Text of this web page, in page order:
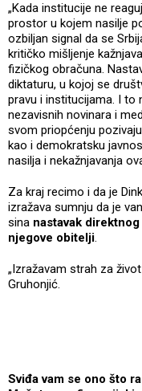
„Kada institucije ne
prostor u kojem nasilje
ozbiljan signal da se
kritičko mišljenje
fizičkog obračuna.
diktaturu, u kojoj se
pravu i institucijama. I to
nezavisnih novinara i
svom priopćenju
kao i demokratsku
nasilja i nekažnjavanja
Za kraj recimo i da je
izražava sumnju da je
sina nastavak
njegove obitelji.
„Izražavam strah za
Gruhonjić.
Sviđa vam se ono što